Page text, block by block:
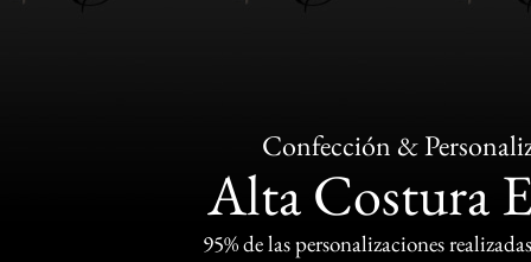
Confección &
Alta Costura
95% de las personalizaciones